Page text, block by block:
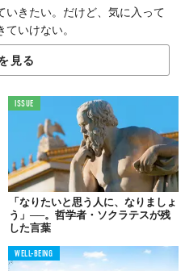
いきたい。だけど、気に入って
いけない。
はこう説きます。
て、自分の思う人生を生き
っていた「生き方」を続けるこ
コールではないのかもしれませ
というメッセージは、嫌いなこ
と思い込んでいる私たちの心を
見る
ISSUE
「なりたいと思う人に、なりましょ
う」──。哲学者・ソクラテスが残
した言葉
WELL-BEING